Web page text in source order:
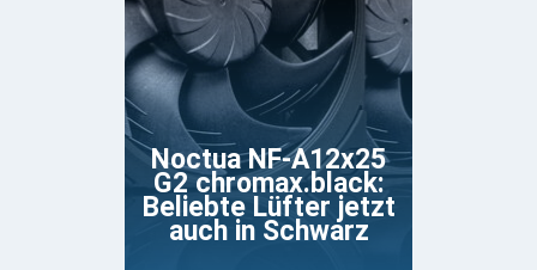
Noctua NF-A12x25
G2 chromax.black:
Beliebte Lüfter jetzt
auch in Schwarz